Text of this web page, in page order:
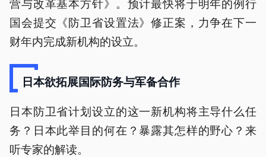
国会提交《防卫省设置法》修正案，力争在下一
财年内完成新机构的设立。
日本欲拓展国际防务与军备合作
日本防卫省计划设立的这一新机构将主导什么任
务？日本此举目的何在？暴露其怎样的野心？来
听专家的解读。